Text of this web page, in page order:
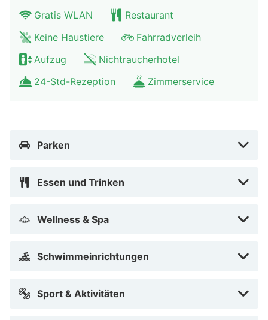
Die Unterkunft ist vom 23. Dezember bis zum 1. Januar
geschlossen.
Sternebeurteilungen für Unterkünfte in diesem Land:
Österreich. Diese Unterkunft erhielt 4 stars.
Für Veranstaltungen stehen folgende Einrichtungen zur
Flachbildfernseher. Ein WLAN-Internetzugang
Badewannen oder Duschen, Haartrockner und
wie Safes in Laptop-Größe und Schreibtische.
Gratis WLAN
Restaurant
Keine Haustiere
Fahrradverleih
Aufzug
Nichtraucherhotel
24-Std-Rezeption
Zimmerservice
Parken
Essen und Trinken
Wellness & Spa
Schwimmeinrichtungen
Sport & Aktivitäten